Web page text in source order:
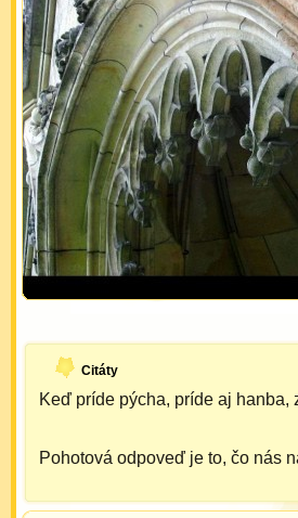
Citáty
Keď príde pýcha, príde aj
Pohotová odpoveď je to, čo nás